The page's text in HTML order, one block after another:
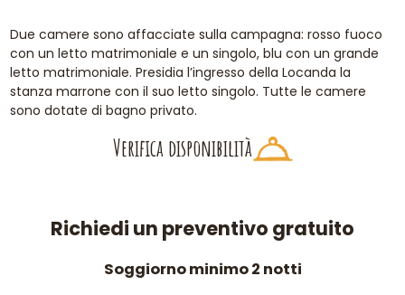
Due camere sono affacciate sulla campagna: rosso fuoco
con un letto matrimoniale e un singolo, blu con un grande
letto matrimoniale. Presidia l’ingresso della Locanda la
stanza marrone con il suo letto singolo. Tutte le camere
sono dotate di bagno privato.
Verifica disponibilità
Richiedi un preventivo gratuito
Soggiorno minimo 2 notti